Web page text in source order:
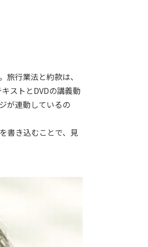
行業法と約款は、
ストとDVDの講義動
が連動しているの
書き込むことで、見